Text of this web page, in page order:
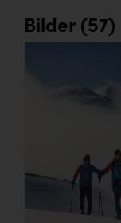
Bilder (57)